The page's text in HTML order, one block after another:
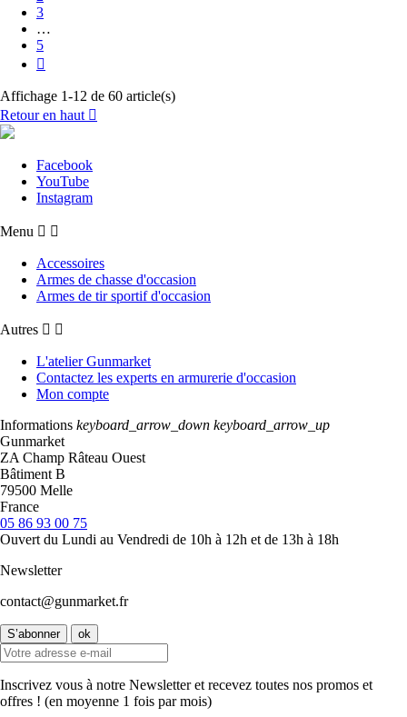
3
…
5

Affichage 1-12 de 60 article(s)
Retour en haut 
Facebook
YouTube
Instagram
Menu  
Accessoires
Armes de chasse d'occasion
Armes de tir sportif d'occasion
Autres  
L'atelier Gunmarket
Contactez les experts en armurerie d'occasion
Mon compte
Informations keyboard_arrow_down keyboard_arrow_up
Gunmarket
ZA Champ Râteau Ouest
Bâtiment B
79500 Melle
France
05 86 93 00 75
Ouvert du Lundi au Vendredi de 10h à 12h et de 13h à 18h
Newsletter
contact@gunmarket.fr
Inscrivez vous à notre Newsletter et recevez toutes nos promos et
offres ! (en moyenne 1 fois par mois)